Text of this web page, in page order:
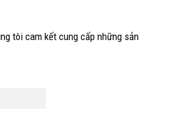
tôi cam kết cung cấp những sản